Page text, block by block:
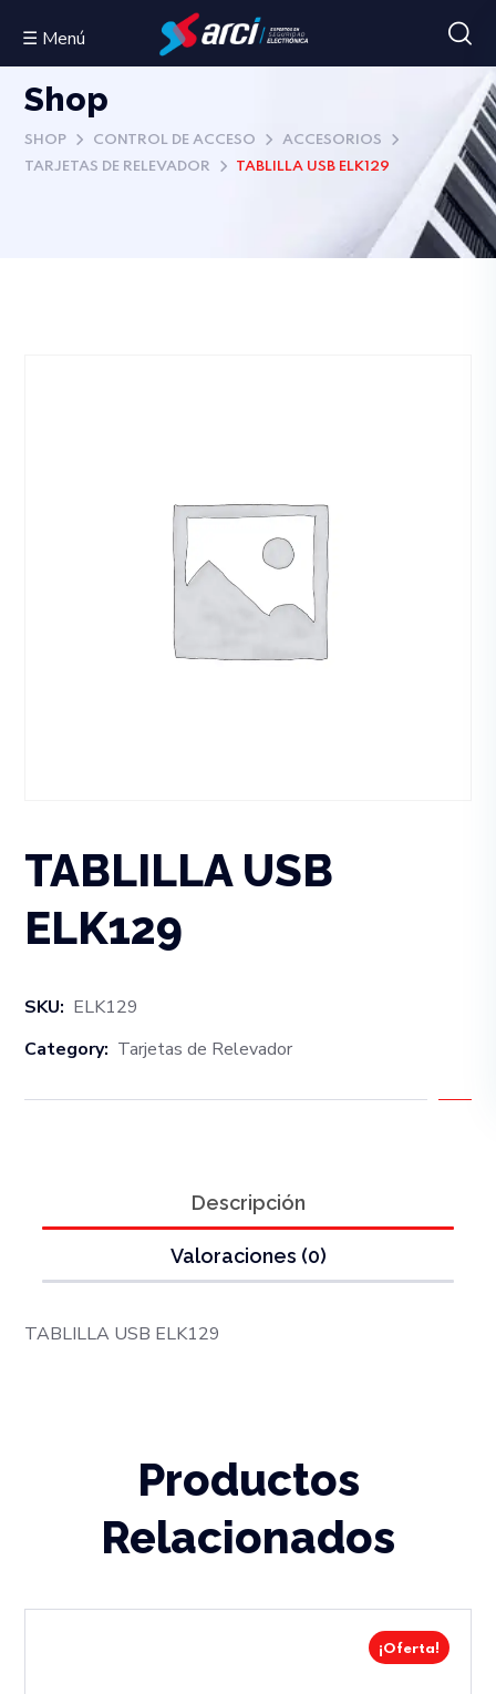
☰ Menú
Shop
SHOP CONTROL DE ACCESO
ACCESORIOS
TARJETAS DE RELEVADOR
TABLILLA USB ELK129
TABLILLA USB
ELK129
SKU: ELK129
Category: Tarjetas de Relevador
Descripción
Valoraciones (0)
TABLILLA USB ELK129
Productos
Relacionados
¡Oferta!